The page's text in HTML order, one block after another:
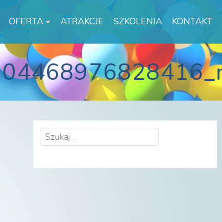
OFERTA ATRAKCJE SZKOLENIA KONTAKT
Szukaj: